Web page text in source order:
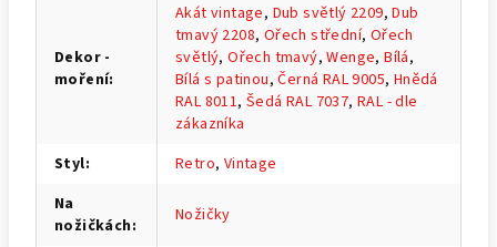
Dekor -
moření:
Akát vintage, Dub světlý 2209,Dub
tmavý 2208, Ořech střední, Ořech
světlý,Ořech tmavý,Wenge,Bílá,
Bílá s patinou,Černá RAL 9005, Hnědá
RAL 8011,Šedá RAL 7037,RAL - dle
zákazníka
Styl: Retro, Vintage
Na
nožičkách: Nožičky